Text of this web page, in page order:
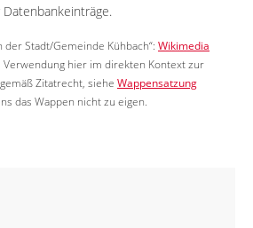
Stadt/Gemeinde Kühbach“: Wikimedia
Verwendung hier im direkten Kontext zur
Zitatrecht, siehe Wappensatzung
das Wappen nicht zu eigen.